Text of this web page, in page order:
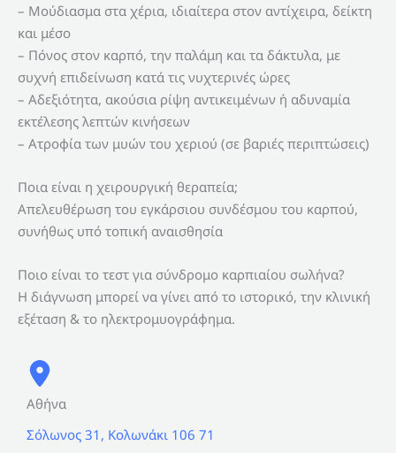
– Μούδιασμα στα χέρια, ιδιαίτερα στον αντίχειρα, δείκτη
και μέσο
– Πόνος στον καρπό, την παλάμη και τα δάκτυλα, με
συχνή επιδείνωση κατά τις νυχτερινές ώρες
– Αδεξιότητα, ακούσια ρίψη αντικειμένων ή αδυναμία
εκτέλεσης λεπτών κινήσεων
– Ατροφία των μυών του χεριού (σε βαριές περιπτώσεις)
Ποια είναι η χειρουργική θεραπεία;
Απελευθέρωση του εγκάρσιου συνδέσμου του καρπού,
συνήθως υπό τοπική αναισθησία
Ποιο είναι το τεστ για σύνδρομο καρπιαίου σωλήνα?
Η διάγνωση μπορεί να γίνει από το ιστορικό, την κλινική
εξέταση & το ηλεκτρομυογράφημα.
Αθήνα
Σόλωνος 31, Κολωνάκι 106 71